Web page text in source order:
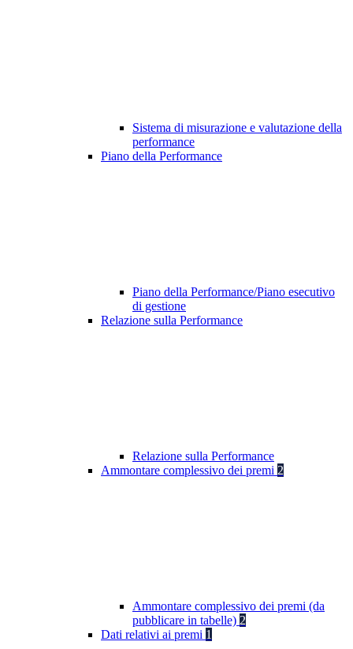
Sistema di misurazione e valutazione della
performance
Piano della Performance
Piano della Performance/Piano esecutivo
di gestione
Relazione sulla Performance
Relazione sulla Performance
Ammontare complessivo dei premi 2
Ammontare complessivo dei premi (da
pubblicare in tabelle) 2
Dati relativi ai premi 1